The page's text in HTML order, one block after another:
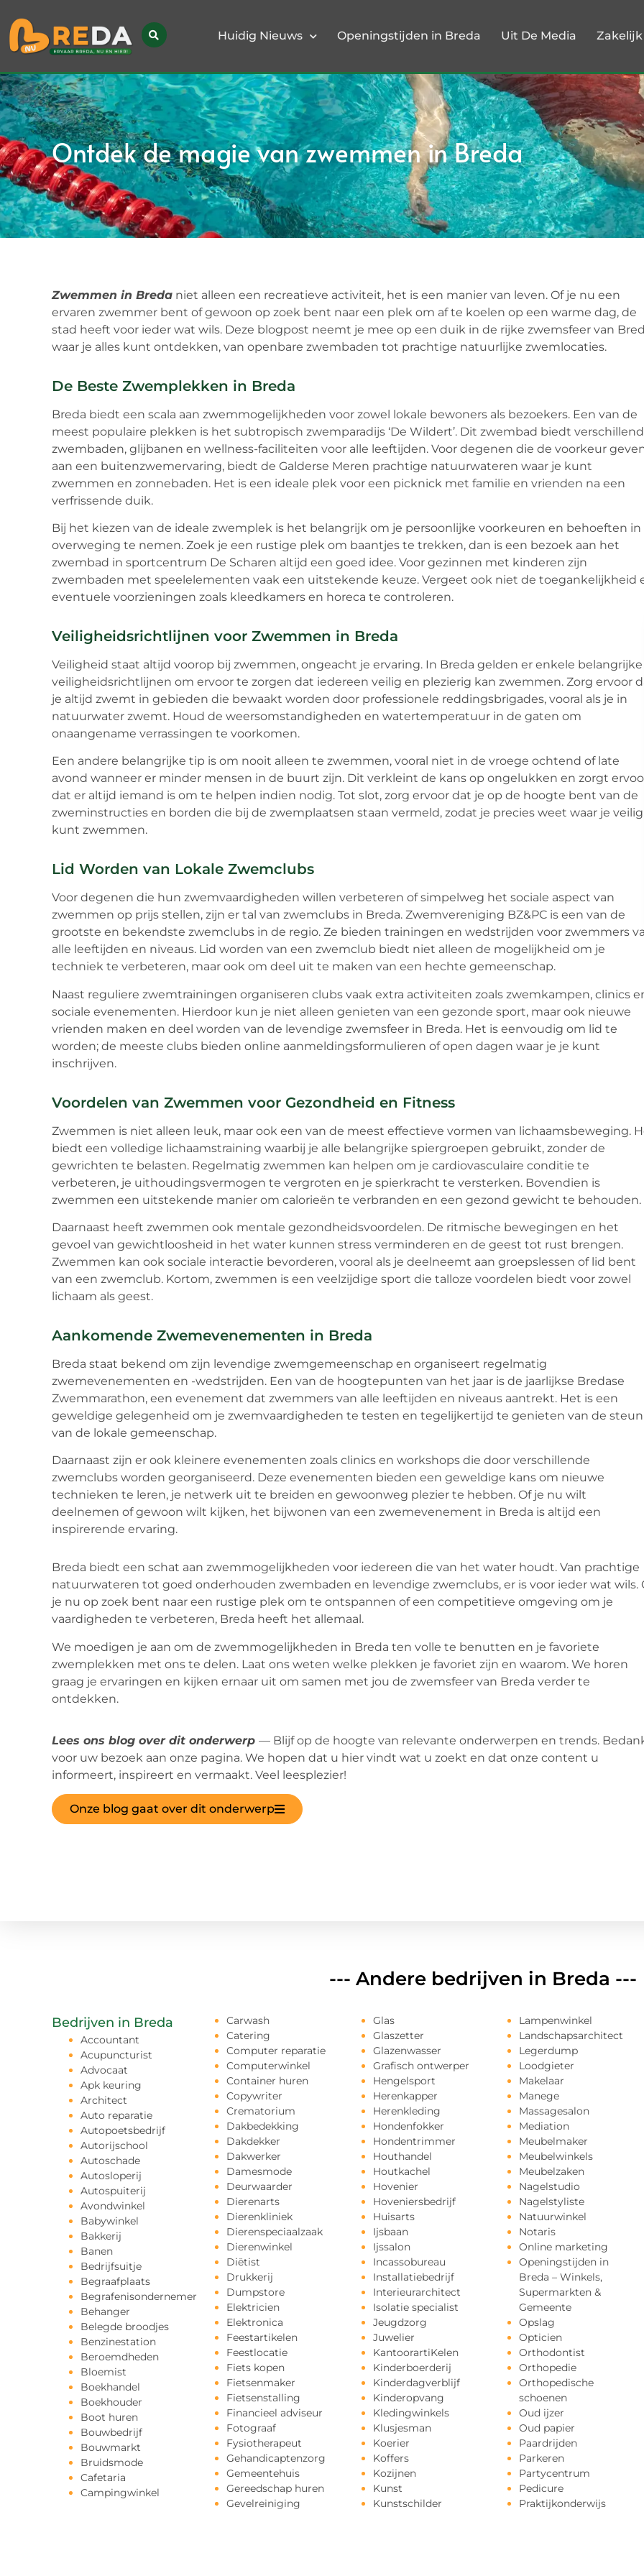
Huidig Nieuws Openingstijden in Breda Uit De Media
Ontdek de magie van zwemmen in Breda
Zwemmen in Breda niet alleen een recreatieve activiteit, het is een manier van leven. Of je nu een
ervaren zwemmer bent of gewoon op zoek bent naar een plek om af te koelen op een warme dag, de
stad heeft voor ieder wat wils. Deze blogpost neemt je mee op een duik in de rijke zwemsfeer van
waar je alles kunt ontdekken, van openbare zwembaden tot prachtige natuurlijke zwemlocaties.
De Beste Zwemplekken in Breda
Breda biedt een scala aan zwemmogelijkheden voor zowel lokale bewoners als bezoekers. Een van de
meest populaire plekken is het subtropisch zwemparadijs ‘De Wildert’. Dit zwembad biedt
zwembaden, glijbanen en wellness-faciliteiten voor alle leeftijden. Voor degenen die de voorkeur
aan een buitenzwemervaring, biedt de Galderse Meren prachtige natuurwateren waar je kunt
zwemmen en zonnebaden. Het is een ideale plek voor een picknick met familie en vrienden na een
verfrissende duik.
Bij het kiezen van de ideale zwemplek is het belangrijk om je persoonlijke voorkeuren en behoeften in
overweging te nemen. Zoek je een rustige plek om baantjes te trekken, dan is een bezoek aan het
zwembad in sportcentrum De Scharen altijd een goed idee. Voor gezinnen met kinderen zijn
zwembaden met speelelementen vaak een uitstekende keuze. Vergeet ook niet de toegankelijkheid
eventuele voorzieningen zoals kleedkamers en horeca te controleren.
Veiligheidsrichtlijnen voor Zwemmen in Breda
Veiligheid staat altijd voorop bij zwemmen, ongeacht je ervaring. In Breda gelden er enkele belangrijke
veiligheidsrichtlijnen om ervoor te zorgen dat iedereen veilig en plezierig kan zwemmen. Zorg ervoor
je altijd zwemt in gebieden die bewaakt worden door professionele reddingsbrigades, vooral als je in
natuurwater zwemt. Houd de weersomstandigheden en watertemperatuur in de gaten om
onaangename verrassingen te voorkomen.
Een andere belangrijke tip is om nooit alleen te zwemmen, vooral niet in de vroege ochtend of late
avond wanneer er minder mensen in de buurt zijn. Dit verkleint de kans op ongelukken en zorgt
dat er altijd iemand is om te helpen indien nodig. Tot slot, zorg ervoor dat je op de hoogte bent van de
zweminstructies en borden die bij de zwemplaatsen staan vermeld, zodat je precies weet waar je veilig
kunt zwemmen.
Lid Worden van Lokale Zwemclubs
Voor degenen die hun zwemvaardigheden willen verbeteren of simpelweg het sociale aspect van
zwemmen op prijs stellen, zijn er tal van zwemclubs in Breda. Zwemvereniging BZ&PC is een van de
grootste en bekendste zwemclubs in de regio. Ze bieden trainingen en wedstrijden voor zwemmers
alle leeftijden en niveaus. Lid worden van een zwemclub biedt niet alleen de mogelijkheid om je
techniek te verbeteren, maar ook om deel uit te maken van een hechte gemeenschap.
Naast reguliere zwemtrainingen organiseren clubs vaak extra activiteiten zoals zwemkampen, clinics
sociale evenementen. Hierdoor kun je niet alleen genieten van een gezonde sport, maar ook nieuwe
vrienden maken en deel worden van de levendige zwemsfeer in Breda. Het is eenvoudig om lid te
worden; de meeste clubs bieden online aanmeldingsformulieren of open dagen waar je je kunt
inschrijven.
Voordelen van Zwemmen voor Gezondheid en Fitness
Zwemmen is niet alleen leuk, maar ook een van de meest effectieve vormen van lichaamsbeweging.
biedt een volledige lichaamstraining waarbij je alle belangrijke spiergroepen gebruikt, zonder de
gewrichten te belasten. Regelmatig zwemmen kan helpen om je cardiovasculaire conditie te
verbeteren, je uithoudingsvermogen te vergroten en je spierkracht te versterken. Bovendien is
zwemmen een uitstekende manier om calorieën te verbranden en een gezond gewicht te behouden.
Daarnaast heeft zwemmen ook mentale gezondheidsvoordelen. De ritmische bewegingen en het
gevoel van gewichtloosheid in het water kunnen stress verminderen en de geest tot rust brengen.
Zwemmen kan ook sociale interactie bevorderen, vooral als je deelneemt aan groepslessen of lid bent
van een zwemclub. Kortom, zwemmen is een veelzijdige sport die talloze voordelen biedt voor zowel
lichaam als geest.
Aankomende Zwemevenementen in Breda
Breda staat bekend om zijn levendige zwemgemeenschap en organiseert regelmatig
zwemevenementen en -wedstrijden. Een van de hoogtepunten van het jaar is de jaarlijkse Bredase
Zwemmarathon, een evenement dat zwemmers van alle leeftijden en niveaus aantrekt. Het is een
geweldige gelegenheid om je zwemvaardigheden te testen en tegelijkertijd te genieten van de steun
van de lokale gemeenschap.
Daarnaast zijn er ook kleinere evenementen zoals clinics en workshops die door verschillende
zwemclubs worden georganiseerd. Deze evenementen bieden een geweldige kans om nieuwe
technieken te leren, je netwerk uit te breiden en gewoonweg plezier te hebben. Of je nu wilt
deelnemen of gewoon wilt kijken, het bijwonen van een zwemevenement in Breda is altijd een
inspirerende ervaring.
Breda biedt een schat aan zwemmogelijkheden voor iedereen die van het water houdt. Van prachtige
natuurwateren tot goed onderhouden zwembaden en levendige zwemclubs, er is voor ieder wat wils.
je nu op zoek bent naar een rustige plek om te ontspannen of een competitieve omgeving om je
vaardigheden te verbeteren, Breda heeft het allemaal.
We moedigen je aan om de zwemmogelijkheden in Breda ten volle te benutten en je favoriete
zwemplekken met ons te delen. Laat ons weten welke plekken je favoriet zijn en waarom. We horen
graag je ervaringen en kijken ernaar uit om samen met jou de zwemsfeer van Breda verder te
ontdekken.
Lees ons blog over dit onderwerp — Blijf op de hoogte van relevante onderwerpen en trends.
voor uw bezoek aan onze pagina. We hopen dat u hier vindt wat u zoekt en dat onze content u
informeert, inspireert en vermaakt. Veel leesplezier!
Onze blog gaat over dit onderwerp
--- Andere bedrijven in Breda ---
Bedrijven in Breda
Accountant
Acupuncturist
Advocaat
Apk keuring
Architect
Auto reparatie
Autopoetsbedrijf
Autorijschool
Autoschade
Autosloperij
Autospuiterij
Avondwinkel
Babywinkel
Bakkerij
Banen
Bedrijfsuitje
Begraafplaats
Begrafenisondernemer
Behanger
Belegde broodjes
Benzinestation
Beroemdheden
Bloemist
Boekhandel
Boekhouder
Boot huren
Bouwbedrijf
Bouwmarkt
Bruidsmode
Cafetaria
Campingwinkel
Carwash
Catering
Computer reparatie
Computerwinkel
Container huren
Copywriter
Crematorium
Dakbedekking
Dakdekker
Dakwerker
Damesmode
Deurwaarder
Dierenarts
Dierenkliniek
Dierenspeciaalzaak
Dierenwinkel
Diëtist
Drukkerij
Dumpstore
Elektricien
Elektronica
Feestartikelen
Feestlocatie
Fiets kopen
Fietsenmaker
Fietsenstalling
Financieel adviseur
Fotograaf
Fysiotherapeut
Gehandicaptenzorg
Gemeentehuis
Gereedschap huren
Gevelreiniging
Glas
Glaszetter
Glazenwasser
Grafisch ontwerper
Hengelsport
Herenkapper
Herenkleding
Hondenfokker
Hondentrimmer
Houthandel
Houtkachel
Hovenier
Hoveniersbedrijf
Huisarts
Ijsbaan
Ijssalon
Incassobureau
Installatiebedrijf
Interieurarchitect
Isolatie specialist
Jeugdzorg
Juwelier
KantoorartiKelen
Kinderboerderij
Kinderdagverblijf
Kinderopvang
Kledingwinkels
Klusjesman
Koerier
Koffers
Kozijnen
Kunst
Kunstschilder
Lampenwinkel
Landschapsarchitect
Legerdump
Loodgieter
Makelaar
Manege
Massagesalon
Mediation
Meubelmaker
Meubelwinkels
Meubelzaken
Nagelstudio
Nagelstyliste
Natuurwinkel
Notaris
Online marketing
Openingstijden in
Breda – Winkels,
Supermarkten &
Gemeente
Opslag
Opticien
Orthodontist
Orthopedie
Orthopedische
schoenen
Oud ijzer
Oud papier
Paardrijden
Parkeren
Partycentrum
Pedicure
Praktijkonderwijs